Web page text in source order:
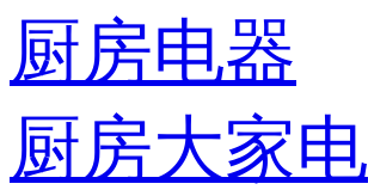
厨房电器
厨房大家电